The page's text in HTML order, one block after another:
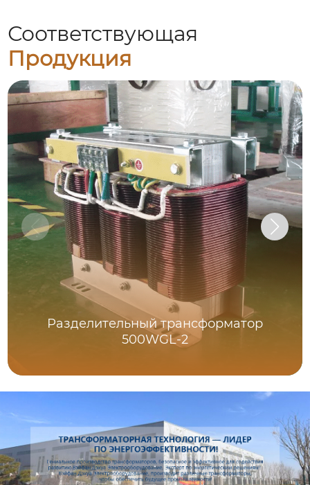
Соответствующая
Продукция
Разделительный трансформатор
500WGL-2